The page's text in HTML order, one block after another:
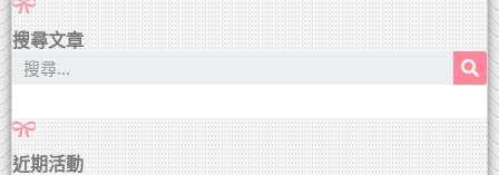
搜尋文章
近期活動